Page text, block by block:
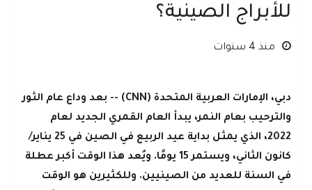
للأبراج الصينية؟
منذ 4 سنوات
دبي، الإمارات العربية المتحدة (CNN) -- بعد وداع عام الثور
والترحيب بعام النمر، يبدأ العام القمري الجديد لعام
2022، الذي يمثل بداية عيد الربيع في الصين في 25 يناير/
كانون الثاني، ويستمر 15 يومًا. ويُعد هذا الوقت أكبر عطلة
في السنة للعديد من الصينيين. وللكثيرين هو الوقت